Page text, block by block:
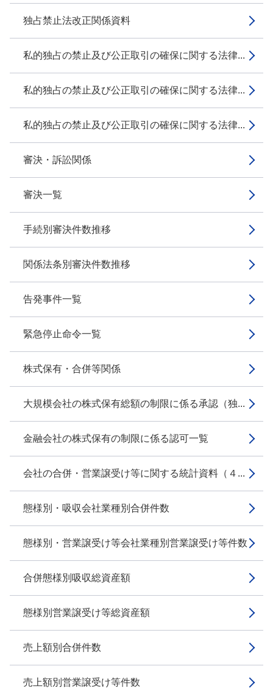
独占禁止法改正関係資料
私的独占の禁止及び公正取引の確保に関する法律...
私的独占の禁止及び公正取引の確保に関する法律...
私的独占の禁止及び公正取引の確保に関する法律...
審決・訴訟関係
審決一覧
手続別審決件数推移
関係法条別審決件数推移
告発事件一覧
緊急停止命令一覧
株式保有・合併等関係
大規模会社の株式保有総額の制限に係る承認（独...
金融会社の株式保有の制限に係る認可一覧
会社の合併・営業譲受け等に関する統計資料（４...
態様別・吸収会社業種別合併件数
態様別・営業譲受け等会社業種別営業譲受け等件数
合併態様別吸収総資産額
態様別営業譲受け等総資産額
売上額別合併件数
売上額別営業譲受け等件数